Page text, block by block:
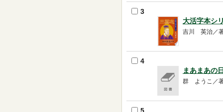
3
大活字本シ
吉川 英治／
4
まあまあの
群 ようこ／